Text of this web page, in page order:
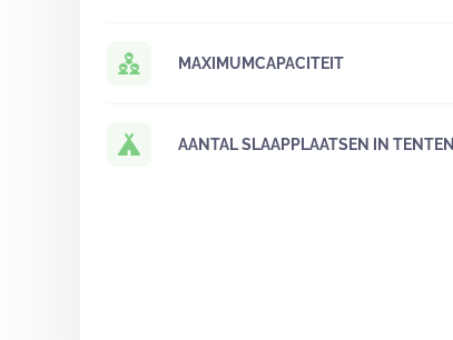
MAXIMUMCAPACITEIT
AANTAL SLAAPPLAATSEN IN TENTEN